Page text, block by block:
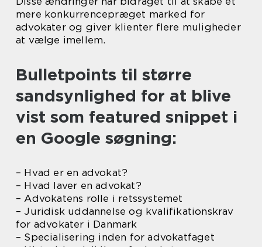
mere konkurrencepræget marked for
advokater og giver klienter flere muligheder
at vælge imellem.
Bulletpoints til større
sandsynlighed for at blive
vist som featured snippet i
en Google søgning:
– Hvad er en advokat?
– Hvad laver en advokat?
– Advokatens rolle i retssystemet
– Juridisk uddannelse og kvalifikationskrav
for advokater i Danmark
– Specialisering inden for advokatfaget